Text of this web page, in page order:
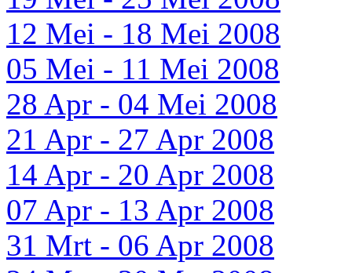
12 Mei - 18 Mei 2008
05 Mei - 11 Mei 2008
28 Apr - 04 Mei 2008
21 Apr - 27 Apr 2008
14 Apr - 20 Apr 2008
07 Apr - 13 Apr 2008
31 Mrt - 06 Apr 2008